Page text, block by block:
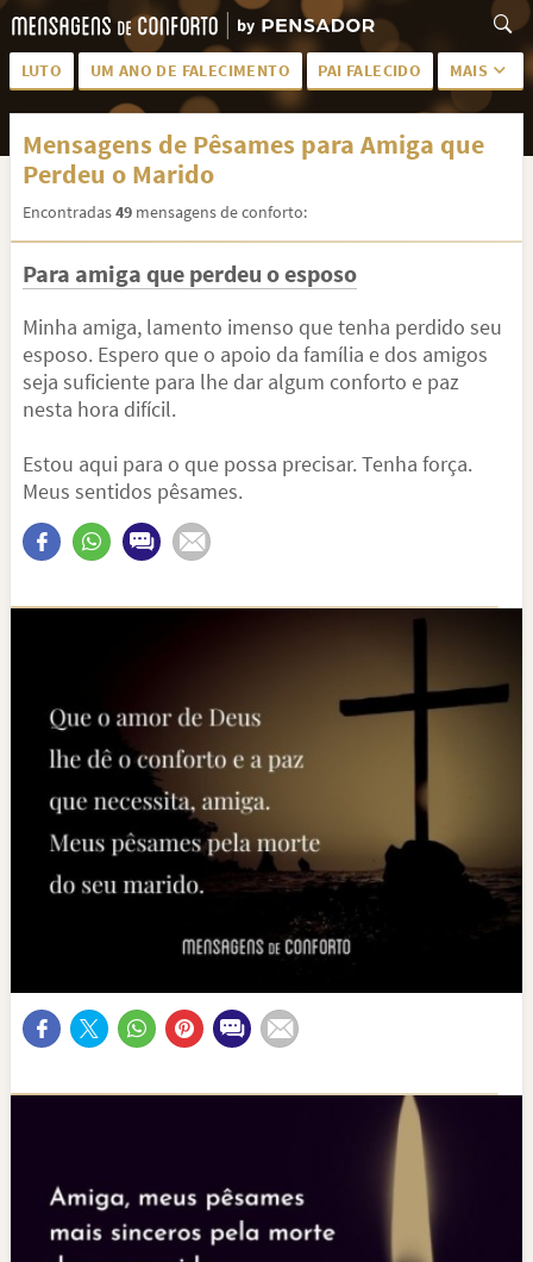
LUTO UM ANO DE FALECIMENTO PAI FALECIDO MAIS
LUTO PARA AMIGA PALAVRAS
SAUDADES DA MÃE PÊSAMES
PÊSAMES PARA AMIGA
MEUS SENTIMENTOS PÊSAMES PARA AMIGO
FRASES DE LUTO PARA AMIGO FIM DE NAMORO
TODAS AS CATEGORIAS
Mensagens de Pêsames para Amiga que
Perdeu o Marido
Encontradas49 mensagens de conforto:
Para amiga que perdeu o esposo
Minha amiga, lamento imenso que tenha perdido seu
esposo. Espero que o apoio da família e dos amigos
seja suficiente para lhe dar algum conforto e paz
nesta hora difícil.
Estou aqui para o que possa precisar. Tenha força.
Meus sentidos pêsames.